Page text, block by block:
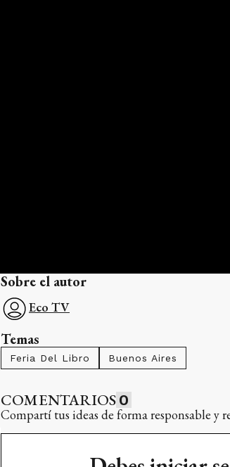
Sobre el autor
Eco TV
Temas
Feria Del Libro Buenos Aires
COMENTARIOS 0
Compartí tus ideas de forma responsable y